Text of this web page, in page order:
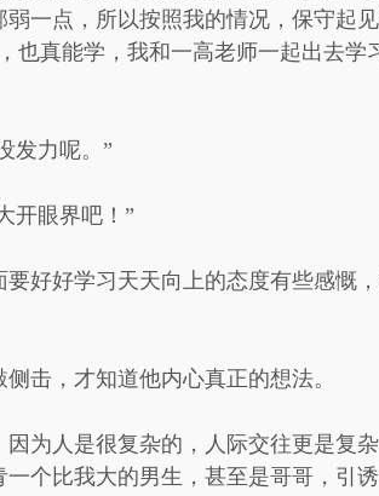
一点，所以按照我的情况，保守起
也真能学，我和一高老师一起出去学
发力呢。”
开眼界吧！”
好好学习天天向上的态度有些感慨
击，才知道他内心真正的想法。
为人是很复杂的，人际交往更是复
个比我大的男生，甚至是哥哥，引